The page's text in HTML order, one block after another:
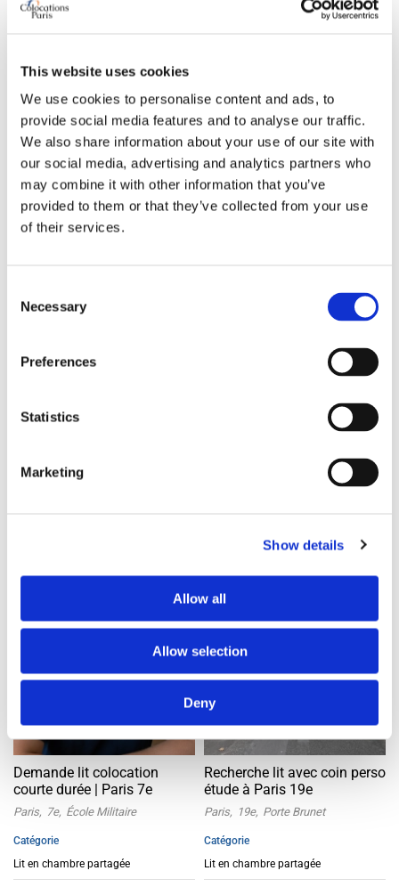
This website uses cookies
We use cookies to personalise content and ads, to
provide social media features and to analyse our traffic.
We also share information about your use of our site with
our social media, advertising and analytics partners who
may combine it with other information that you’ve
provided to them or that they’ve collected from your use
of their services.
Selection
Necessary
Preferences
Statistics
Marketing
Show details
Allow all
Allow selection
Deny
Recherche lit colocation
filles | Paris 9 Drouot
Paris
Budget mensuel tout
Demande lit colocation filles
à Paris 18e
Goutte d'Or
Demande
Demande lit colocation
courte durée | Paris 7e
Paris 7e École Militaire
Catégorie
Lit en chambre partagée
Demande
Recherche lit avec coin perso
étude à Paris 19e
Paris 19e Porte Brunet
Catégorie
Lit en chambre partagée